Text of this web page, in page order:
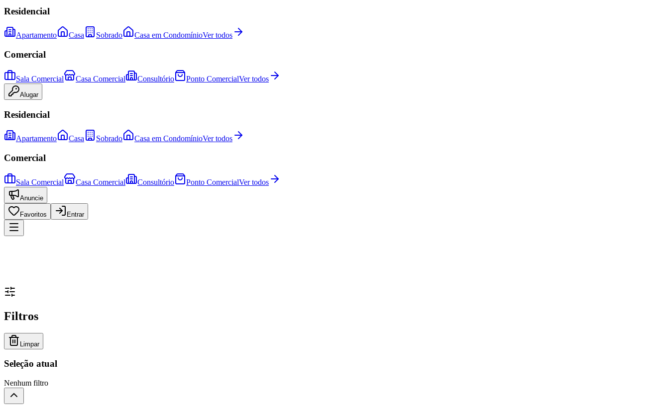
Residencial
Apartamento Casa Sobrado Casa em CondomínioVer todos
Comercial
Sala Comercial Casa Comercial Consultório Ponto ComercialVer todos
Alugar
Residencial
Apartamento Casa Sobrado Casa em CondomínioVer todos
Comercial
Sala Comercial Casa Comercial Consultório Ponto ComercialVer todos
Anuncie
Favoritos Entrar
Filtros
Limpar
Seleção atual
Nenhum filtro